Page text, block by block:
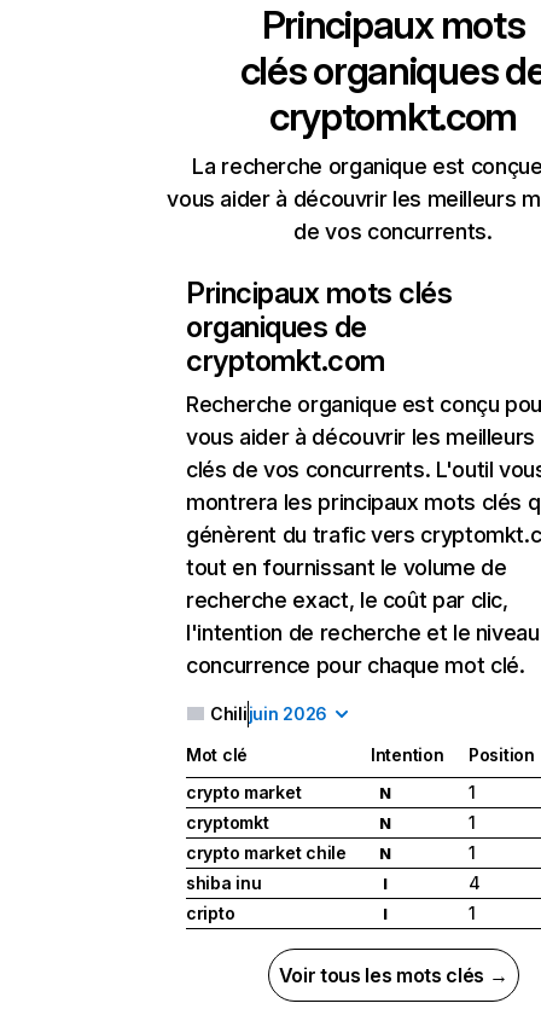
Principaux mots
clés organiques
cryptomkt.com
La recherche organique est
vous aider à découvrir les meilleurs
de vos concurrents.
Principaux mots clés
organiques de
cryptomkt.com
Recherche organique est conçu
vous aider à découvrir les
clés de vos concurrents. L'outil
montrera les principaux mots clés
génèrent du trafic vers
tout en fournissant le volume de
recherche exact, le coût par clic,
l'intention de recherche et le
concurrence pour chaque mot clé.
Chilijuin 2026
Mot clé Intention
Position
crypto market
N
1
cryptomkt
N
1
crypto market chile
N
1
shiba inu
I
4
cripto
I 1
Voir tous les mots clés →